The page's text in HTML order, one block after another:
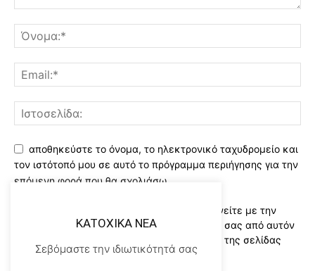
αποθηκεύστε το όνομα, το ηλεκτρονικό ταχυδρομείο και
τον ιστότοπό μου σε αυτό το πρόγραμμα περιήγησης για την
επόμενη φορά που θα σχολιάσω.
Χρησιμοποιώντας αυτό το έντυπο συμφωνείτε με την
αποθήκευση και χειρισμό των δεδομένων σας από αυτόν
τον ιστότοπο..Διαβάστε του ορους χρήσης της σελίδας
μας*
KATOXIKA NEA
Σεβόμαστε την ιδιωτικότητά σας